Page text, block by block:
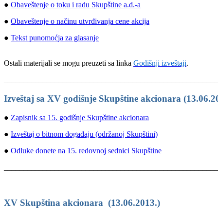
● Obaveštenje o toku i radu Skupštine a.d.-a
● Obaveštenje o načinu utvrđivanja cene akcija
● Tekst punomoćja za glasanje
Ostali materijali se mogu preuzeti sa linka Godišnji izveštaji.
Izveštaj sa XV godišnje Skupštine akcionara
● Zapisnik sa 15. godišnje Skupštine akcionara
● Izveštaj o bitnom događaju (održanoj Skupštini)
● Odluke donete na 15. redovnoj sednici Skupštine
XV Skupština akcionara (13.06.2013.)